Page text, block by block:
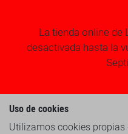
La tienda online de
desactivada hasta la
Uso de cookies
Utilizamos cookies